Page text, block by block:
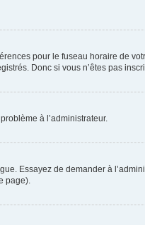
pour le fuseau horaire de
Donc si vous n’êtes pas
à l’administrateur.
Essayez de demander à
page).